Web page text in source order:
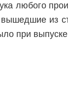
любого
из
при